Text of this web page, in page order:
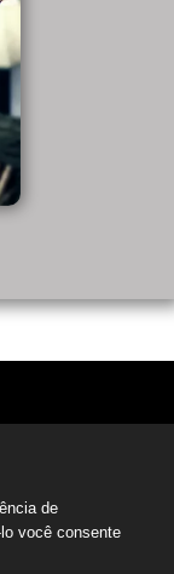
de
você consente